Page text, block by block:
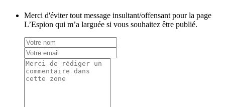
Merci d'éviter tout message insultant/offensant pour la page
L’Espion qui m’a larguée si vous souhaitez être publié.